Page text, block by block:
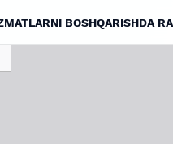
BOSHQARISHDA